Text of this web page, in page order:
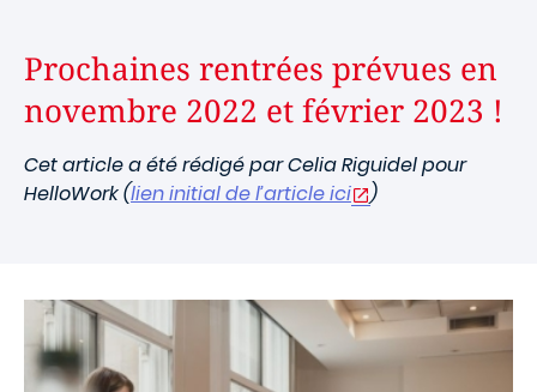
Prochaines rentrées prévues en
novembre 2022 et février 2023 !
Cet article a été rédigé par Celia Riguidel pour
HelloWork (lien initial de l’article ici )